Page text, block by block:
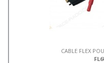
CABLE FLEX